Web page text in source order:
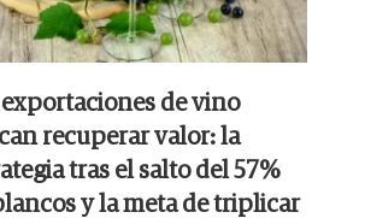
exportaciones de vino
recuperar valor: la
tras el salto del 57%
y la meta de triplicar